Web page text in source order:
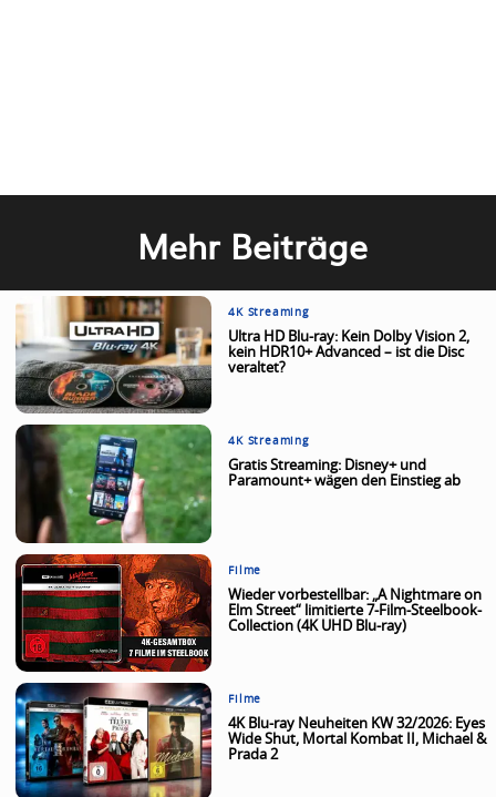
Mehr Beiträge
4K Streaming
Ultra HD Blu-ray: Kein Dolby Vision 2,
kein HDR10+ Advanced – ist die Disc
veraltet?
4K Streaming
Gratis Streaming: Disney+ und
Paramount+ wägen den Einstieg ab
Filme
Wieder vorbestellbar: „A Nightmare on
Elm Street“ limitierte 7-Film-Steelbook-
Collection (4K UHD Blu-ray)
Filme
4K Blu-ray Neuheiten KW 32/2026: Eyes
Wide Shut, Mortal Kombat II, Michael &
Prada 2